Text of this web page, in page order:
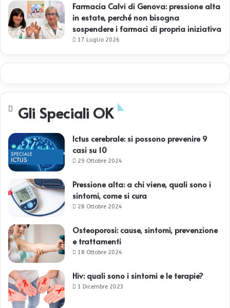
Farmacia Calvi di Genova: pressione alta
in estate, perché non bisogna
sospendere i farmaci di propria iniziativa
17 Luglio 2026
Gli Speciali OK
Ictus cerebrale: si possono prevenire 9
casi su 10
29 Ottobre 2024
Pressione alta: a chi viene, quali sono i
sintomi, come si cura
28 Ottobre 2024
Osteoporosi: cause, sintomi, prevenzione
e trattamenti
18 Ottobre 2024
Hiv: quali sono i sintomi e le terapie?
1 Dicembre 2023